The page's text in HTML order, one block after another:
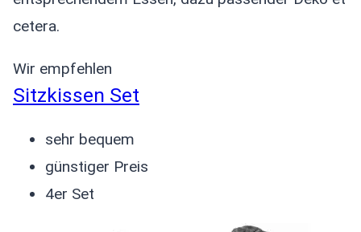
cetera.
Wir empfehlen
Sitzkissen Set
sehr bequem
günstiger Preis
4er Set